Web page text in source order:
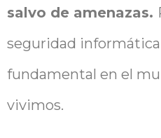
salvo de amenazas.
seguridad
fundamental en el
vivimos.